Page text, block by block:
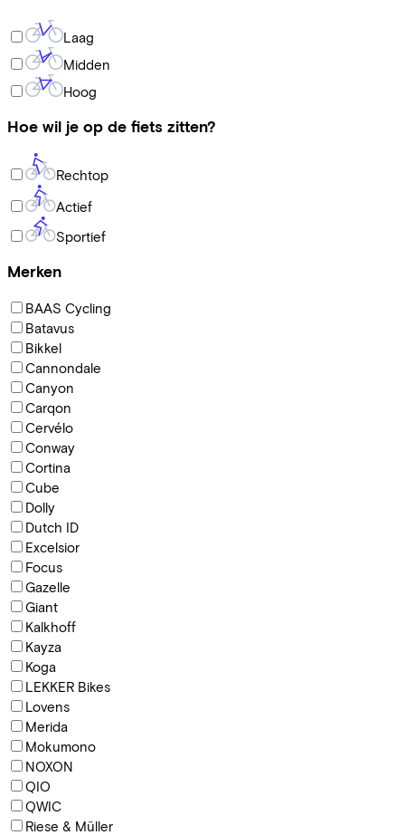
Laag
Midden
Hoog
Hoe wil je op de fiets zitten?
Rechtop
Actief
Sportief
Merken
BAAS Cycling
Batavus
Bikkel
Cannondale
Canyon
Carqon
Cervélo
Conway
Cortina
Cube
Dolly
Dutch ID
Excelsior
Focus
Gazelle
Giant
Kalkhoff
Kayza
Koga
LEKKER Bikes
Lovens
Merida
Mokumono
NOXON
QIO
QWIC
Riese & Müller